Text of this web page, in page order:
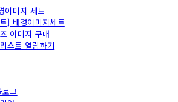
이미지 세트
] 배경이미지세트
이미지 구매
스트 열람하기
그